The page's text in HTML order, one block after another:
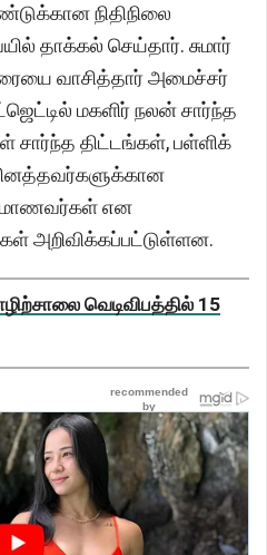
நிதிநிலை
தாக்கல் செய்தார். சுமார்
வாசித்தார் அமைச்சர்
மகளிர் நலன் சார்ந்த
சார்ந்த திட்டங்கள், பள்ளிக்
மாணவர்கள் என
அறிவிக்கப்பட்டுள்ளன.
வெடிவிபத்தில் 15